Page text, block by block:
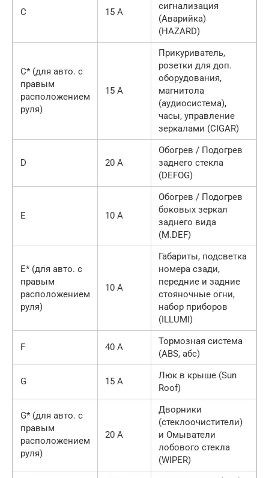
C 15 А
сигнализация
(Аварийка)
(HAZARD)
C* (для авто. с
правым
расположением
руля)
15 А
Прикуриватель,
розетки для доп.
оборудования,
магнитола
(аудиосистема),
часы, управление
зеркалами (CIGAR)
D 20 А
Обогрев / Подогрев
заднего стекла
(DEFOG)
E 10 А
Обогрев / Подогрев
боковых зеркал
заднего вида
(M.DEF)
E* (для авто. с
правым
расположением
руля)
10 А
Габариты, подсветка
номера сзади,
передние и задние
стояночные огни,
набор приборов
(ILLUMI)
F 40 А
Тормозная система
(ABS, абс)
G 15 А
Люк в крыше (Sun
Roof)
G* (для авто. с
правым
расположением
руля)
20 А
Дворники
(стеклоочистители)
и Омыватели
лобового стекла
(WIPER)